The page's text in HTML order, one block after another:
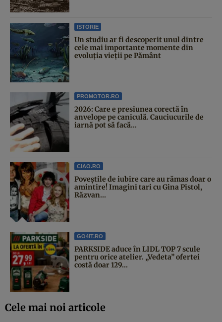
ISTORIE
Un studiu ar fi descoperit unul dintre
cele mai importante momente din
evoluția vieții pe Pământ
PROMOTOR.RO
2026: Care e presiunea corectă în
anvelope pe caniculă. Cauciucurile de
iarnă pot să facă...
CIAO.RO
Poveştile de iubire care au rămas doar o
amintire! Imagini tari cu Gina Pistol,
Răzvan...
GO4IT.RO
PARKSIDE aduce în LIDL TOP 7 scule
pentru orice atelier. „Vedeta” ofertei
costă doar 129...
Cele mai noi articole